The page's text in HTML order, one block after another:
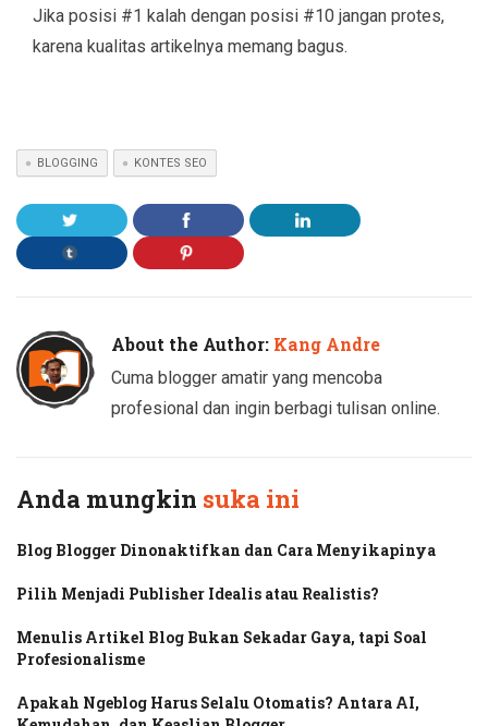
Jika posisi #1 kalah dengan posisi #10 jangan protes,
karena kualitas artikelnya memang bagus.
BLOGGING KONTES SEO
About the Author: Kang Andre
Cuma blogger amatir yang mencoba
profesional dan ingin berbagi tulisan online.
Anda mungkin suka ini
Blog Blogger Dinonaktifkan dan Cara Menyikapinya
Pilih Menjadi Publisher Idealis atau Realistis?
Menulis Artikel Blog Bukan Sekadar Gaya, tapi Soal
Profesionalisme
Apakah Ngeblog Harus Selalu Otomatis? Antara AI,